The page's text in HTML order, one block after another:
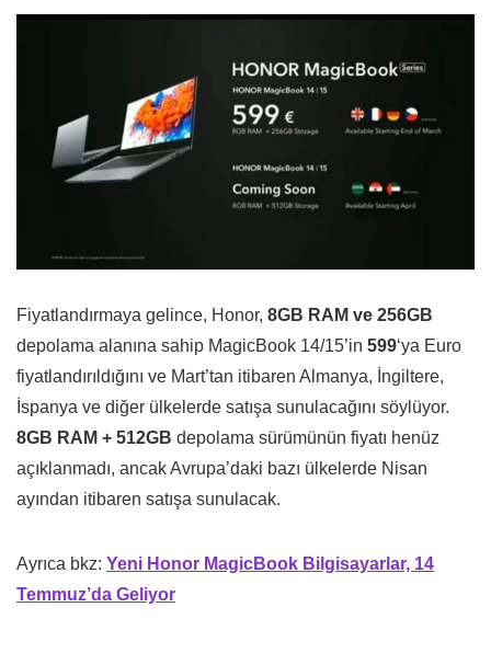
Fiyatlandırmaya gelince, Honor, 8GB RAM ve 256GB
depolama alanına sahip MagicBook 14/15’in 599‘ya Euro
fiyatlandırıldığını ve Mart’tan itibaren Almanya, İngiltere,
İspanya ve diğer ülkelerde satışa sunulacağını söylüyor.
8GB RAM + 512GB depolama sürümünün fiyatı henüz
açıklanmadı, ancak Avrupa’daki bazı ülkelerde Nisan
ayından itibaren satışa sunulacak.
Ayrıca bkz: Yeni Honor MagicBook Bilgisayarlar, 14
Temmuz’da Geliyor